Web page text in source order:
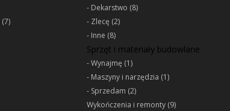
(7)
Dekarstwo (8)
Zlecę (2)
Inne (8)
Sprzęt i materiały budowlane
Wynajmę (1)
Maszyny i narzędzia (1)
Sprzedam (2)
Wykończenia i remonty(9)